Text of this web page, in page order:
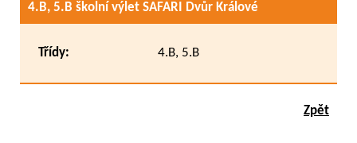
4.B, 5.B školní výlet SAFARI Dvůr Králové
Třídy: 4.B, 5.B
Zpět